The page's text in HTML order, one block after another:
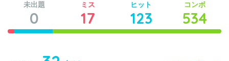
未出題
0
ミス
17
ヒット
123
コンボ
534